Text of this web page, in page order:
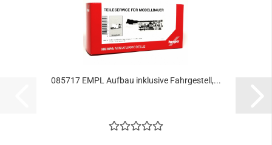
085717 EMPL Aufbau inklusive Fahrgestell,...